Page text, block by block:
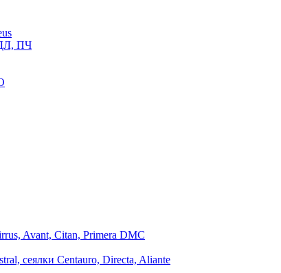
ПЧ
Avant, Citan, Primera DMC
сеялки Centauro, Directa, Aliante